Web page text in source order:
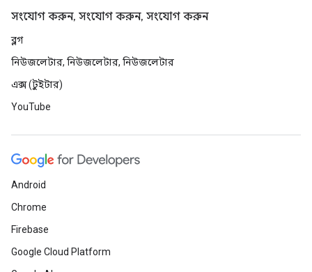
সংযোগ করুন, সংযোগ করুন, সংযোগ করুন
ব্লগ
নিউজলেটার, নিউজলেটার, নিউজলেটার
এক্স (টুইটার)
YouTube
Android
Chrome
Firebase
Google Cloud Platform